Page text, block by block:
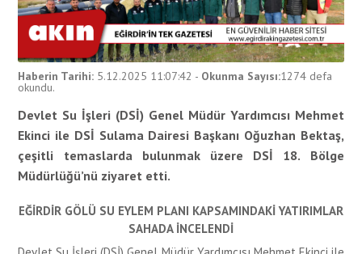
Haberin Tarihi: 5.12.2025 11:07:42 - Okunma Sayısı:1274 defa
okundu.
Devlet Su İşleri (DSİ) Genel Müdür Yardımcısı Mehmet
Ekinci ile DSİ Sulama Dairesi Başkanı Oğuzhan Bektaş,
çeşitli temaslarda bulunmak üzere DSİ 18. Bölge
Müdürlüğü’nü ziyaret etti.
EĞİRDİR GÖLÜ SU EYLEM PLANI KAPSAMINDAKİ YATIRIMLAR
SAHADA İNCELENDİ